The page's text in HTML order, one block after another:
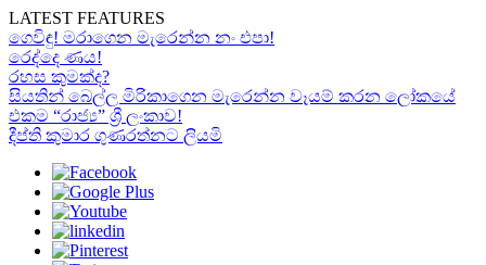
LATEST FEATURES
ගෙවිඳු! මරාගෙන මැරෙන්න නං එපා!
රෙද්දෙ ණය!
රහස කුමක්ද?
සියතින් බෙල්ල මිරිකාගෙන මැරෙන්න වෑයම් කරන ලෝකයේ
එකම “රාජ්‍ය” ශ්‍රී ලංකාව!
දීප්ති කුමාර ගුණරත්නට ලියමි